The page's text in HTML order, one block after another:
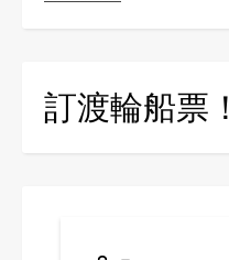
訂渡輪船票！